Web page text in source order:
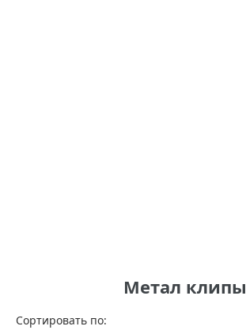
Метал клипы
Сортировать по: